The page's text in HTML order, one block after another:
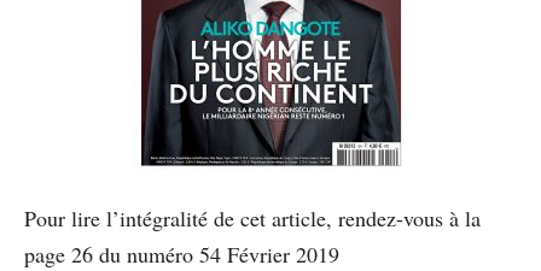
Pour lire l’intégralité de cet article, rendez-vous à la
page 26 du numéro 54 Février 2019